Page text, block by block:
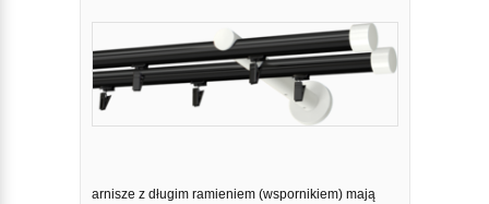
arnisze z długim ramieniem (wspornikiem) mają